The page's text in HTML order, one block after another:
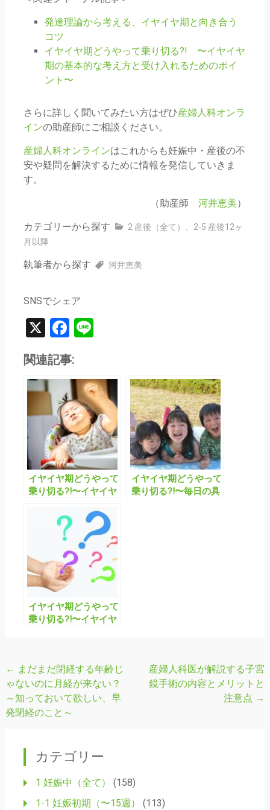
発達理論から考える、イヤイヤ期と向き合う
コツ
イヤイヤ期どうやって乗り切る?! 〜イヤイヤ
期の基本的な考え方と受け入れるためのポイ
ント〜
さらに詳しく聞いてみたい方はぜひ産婦人科オンラ
インの助産師にご相談ください。
産婦人科オンラインはこれからも妊娠中・産後の不
安や疑問を解決するために情報を発信していきま
す。
（助産師河井恵美）
カテゴリーから探す 2 産後（全て） 、 2-5 産後12ヶ
月以降
執筆者から探す 河井恵美
SNSでシェア
X Facebook
Line
関連記事:
イヤイヤ期どうやって
乗り切る?!〜イヤイヤ
受け入れるためのポイ
イヤイヤ期どうやって
乗り切る?!〜毎日の具
イヤイヤ期どうやって
乗り切る?!〜イヤイヤ
投
稿
ナ
← まだまだ閉経する年齢じ
ゃないのに月経が来ない？
～知っておいて欲しい、早
発閉経のこと～
産婦人科医が解説する子宮
鏡手術の内容とメリットと
注意点 →
カテゴリー
1 妊娠中（全て）
(158)
1-1 妊娠初期（〜15週）
(113)